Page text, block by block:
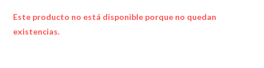
Este producto no está disponible porque no quedan
existencias.